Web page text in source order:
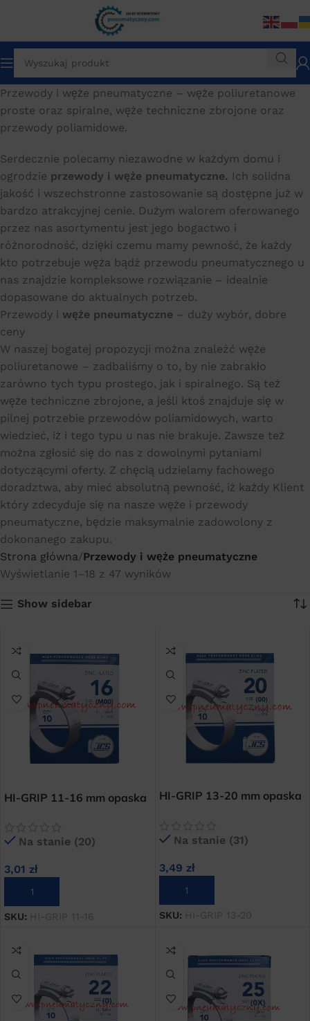
Przewody i węże pneumatyczne – węże poliuretanowe
proste oraz spiralne, węże techniczne zbrojone oraz
przewody poliamidowe.
Serdecznie polecamy niezawodne w każdym domu i
ogrodzie przewody i węże pneumatyczne. Ich solidna
jakość i wszechstronne zastosowanie są dostępne już w
bardzo atrakcyjnej cenie. Dużym walorem oferowanego
przez nas asortymentu jest jego bogactwo i
różnorodność, dzięki czemu mamy pewność, że każdy
kto potrzebuje węża bądź przewodu pneumatycznego u
nas znajdzie kompleksowe rozwiązanie – idealnie
dopasowane do aktualnych potrzeb.
Przewody i węże pneumatyczne – duży wybór, dobre
ceny
W naszej bogatej propozycji można znaleźć węże
poliuretanowe – zadbaliśmy o to, by nie zabrakło
zarówno tych typu prostego, jak i spiralnego. Są też
węże techniczne zbrojone, a jeśli ktoś znajduje się w
pilnej potrzebie przewodów poliamidowych, warto
wiedzieć, iż i tego typu u nas nie brakuje. Zawsze też
można zgłosić się do nas z dowolnymi pytaniami
dotyczącymi oferty. Z chęcią udzielamy fachowego
doradztwa, aby mieć absolutną pewność, iż każdy Klient
który zdecyduje się na nasze węże i przewody
pneumatyczne, będzie maksymalnie zadowolony z
dokonanego zakupu.
Strona główna Przewody i węże pneumatyczne
Wyświetlanie 1–18 z 47 wyników
Show sidebar
HI-GRIP 11-16 mm opaska
Na stanie (20)
3,01 zł
DODAJ DO KOSZYKA
SKU: HI-GRIP 11-16
HI-GRIP 13-20 mm opaska
Na stanie (31)
3,49 zł
DODAJ DO KOSZYKA
SKU: HI-GRIP 13-20